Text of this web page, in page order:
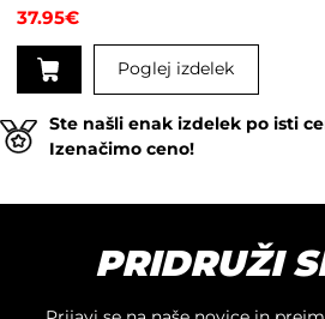
37.95€
Poglej izdelek
Ste našli enak izdelek po isti
Izenačimo ceno!
PRIDRUŽI